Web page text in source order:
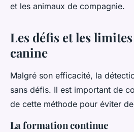
et les animaux de compagnie.
Les défis et les
canine
Malgré son efficacité, la
sans défis. Il est important de
de cette méthode pour éviter
La formation continue